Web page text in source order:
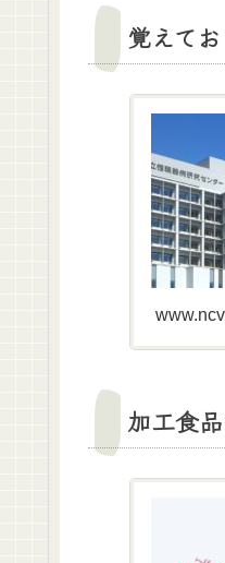
覚えて
加工食